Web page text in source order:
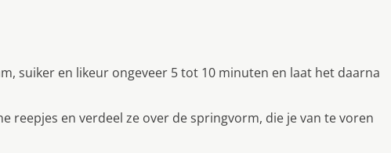
suiker en likeur ongeveer 5 tot 10 minuten en laat het daarna
reepjes en verdeel ze over de springvorm, die je van te voren